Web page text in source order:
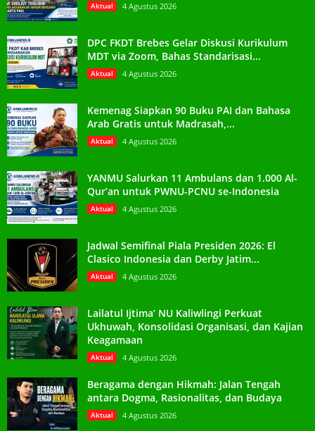
Aktual 4 Agustus 2026
DPC FKDT Brebes Gelar Diskusi Kurikulum
MDT via Zoom, Bahas Standarisasi...
Aktual 4 Agustus 2026
Kemenag Siapkan 90 Buku PAI dan Bahasa
Arab Gratis untuk Madrasah,...
Aktual 4 Agustus 2026
YANMU Salurkan 11 Ambulans dan 1.000 Al-
Qur’an untuk PWNU-PCNU se-Indonesia
Aktual 4 Agustus 2026
Jadwal Semifinal Piala Presiden 2026: El
Clasico Indonesia dan Derby Jatim...
Aktual 4 Agustus 2026
Lailatul Ijtima’ NU Kaliwlingi Perkuat
Ukhuwah, Konsolidasi Organisasi, dan Kajian
Keagamaan
Aktual 4 Agustus 2026
Beragama dengan Hikmah: Jalan Tengah
antara Dogma, Rasionalitas, dan Budaya
Aktual 4 Agustus 2026